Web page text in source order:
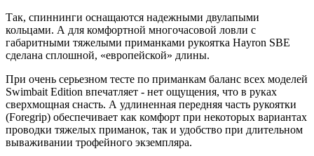
Так, спиннинги оснащаются надежными двулапыми
кольцами. А для комфортной многочасовой ловли с
габаритными тяжелыми приманками рукоятка Hayron SBE
сделана сплошной, «европейской» длины.
При очень серьезном тесте по приманкам баланс всех моделей
Swimbait Edition впечатляет - нет ощущения, что в руках
сверхмощная снасть. А удлиненная передняя часть рукоятки
(Foregrip) обеспечивает как комфорт при некоторых вариантах
проводки тяжелых приманок, так и удобство при длительном
вываживании трофейного экземпляра.